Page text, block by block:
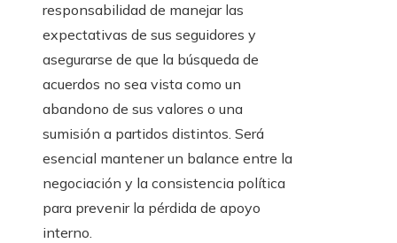
responsabilidad de manejar las
expectativas de sus seguidores y
asegurarse de que la búsqueda de
acuerdos no sea vista como un
abandono de sus valores o una
sumisión a partidos distintos. Será
esencial mantener un balance entre la
negociación y la consistencia política
para prevenir la pérdida de apoyo
interno.